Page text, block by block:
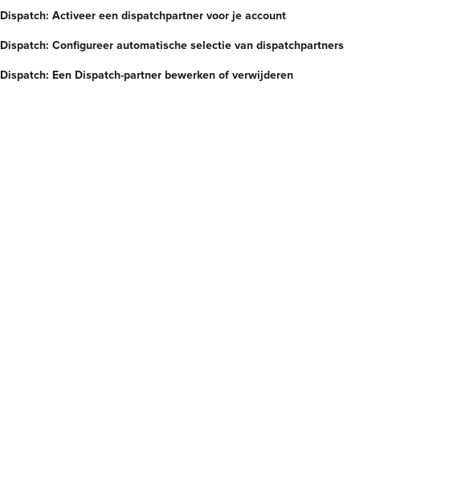
Dispatch: Activeer een dispatchpartner voor je account
Dispatch: Configureer automatische selectie van dispatchpartners
Dispatch: Een Dispatch-partner bewerken of verwijderen